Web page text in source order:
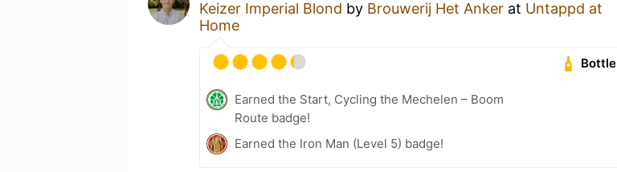
Keizer Imperial Blond by Brouwerij Het Anker at Untappd at
Home
Bottle
Earned the Start, Cycling the Mechelen – Boom
Route badge!
Earned the Iron Man (Level 5) badge!